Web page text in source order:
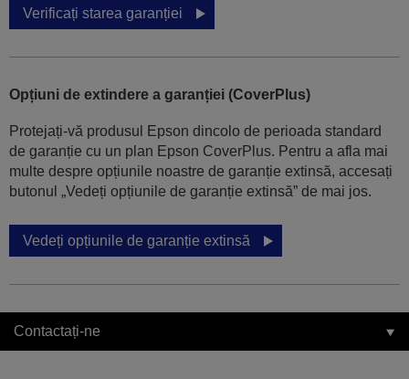
Verificați starea garanției
Opțiuni de extindere a garanției (CoverPlus)
Protejați-vă produsul Epson dincolo de perioada standard
de garanție cu un plan Epson CoverPlus. Pentru a afla mai
multe despre opțiunile noastre de garanție extinsă, accesați
butonul „Vedeți opțiunile de garanție extinsă” de mai jos.
Vedeți opțiunile de garanție extinsă
Contactați-ne